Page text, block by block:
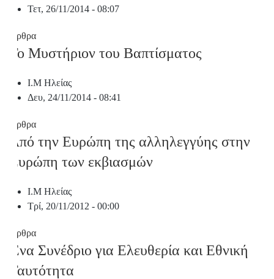
Τετ, 26/11/2014 - 08:07
Άρθρα
Το Μυστήριον του Βαπτίσματος
Ι.Μ Ηλείας
Δευ, 24/11/2014 - 08:41
Άρθρα
Από την Ευρώπη της αλληλεγγύης στην
Ευρώπη των εκβιασμών
Ι.Μ Ηλείας
Τρί, 20/11/2012 - 00:00
Άρθρα
Ένα Συνέδριο για Ελευθερία και Εθνική
Ταυτότητα